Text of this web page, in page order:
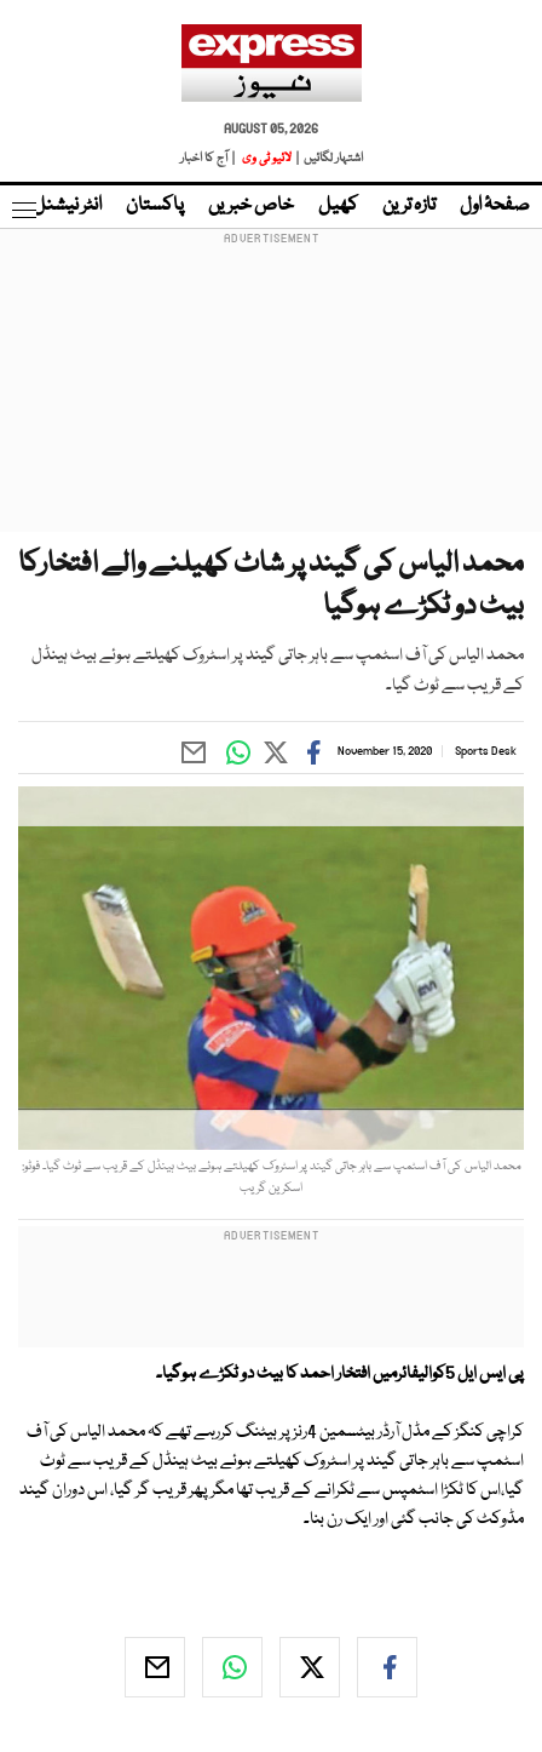
AUGUST 05, 2026
اشتہار لگائیں |
لائیو ٹی وی | آج کا اخبار
صفحۂ اول تازہ ترین کھیل خاص خبریں پاکستان انٹر نیشنل
محمد الیاس کی گیند پر شاٹ کھیلنے والے افتخارکا
بیٹ دو ٹکڑے ہوگیا
محمد الیاس کی آف اسٹمپ سے باہر جاتی گیند پر اسٹروک کھیلتے ہوئے بیٹ ہینڈل
کے قریب سے ٹوٹ گیا۔
Sports Desk
November 15, 2020
محمد الیاس کی آف اسٹمپ سے باہر جاتی گیند پر اسٹروک کھیلتے ہوئے بیٹ ہینڈل کے قریب سے ٹوٹ گیا۔ فوٹو:
اسکرین گریب
پی ایس ایل 5کوالیفائرمیں افتخار احمد کا بیٹ دو ٹکڑے ہوگیا۔
کراچی کنگز کے مڈل آرڈر بیٹسمین 4رنز پر بیٹنگ کررہے تھے کہ محمد الیاس کی آف
اسٹمپ سے باہر جاتی گیند پر اسٹروک کھیلتے ہوئے بیٹ ہینڈل کے قریب سے ٹوٹ
گیا،اس کا ٹکڑا اسٹمپس سے ٹکرانے کے قریب تھا مگرپھر قریب گر گیا، اس دوران گیند
مڈوکٹ کی جانب گئی اور ایک رن بنا۔